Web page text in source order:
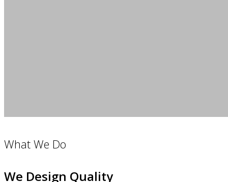
What We Do
We Design Quality